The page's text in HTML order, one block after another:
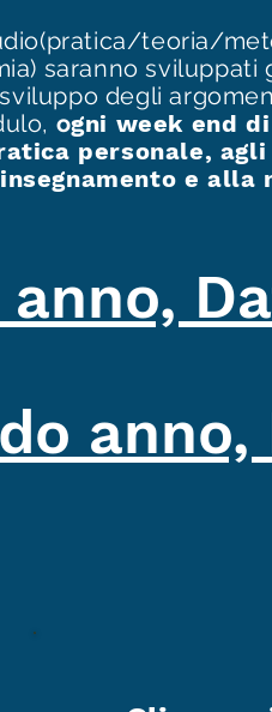
teoria/
saranno
degli
ogni week end
personale,
e alla